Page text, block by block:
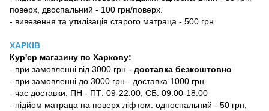
поверх, двоспальний - 100 грн/поверх.
- вивезення та утилізація старого матраца - 500 грн.
ХАРКІВ
Кур'єр магазину по Харкову:
- при замовленні від 3000 грн - доставка безкоштовно
- при замовленні до 3000 грн - доставка 1000 грн
- час доставки: ПН - ПТ: 09-22:00, СБ: 09:00-18:00
- підйом матраца на поверх ліфтом: односпальний - 50 грн,